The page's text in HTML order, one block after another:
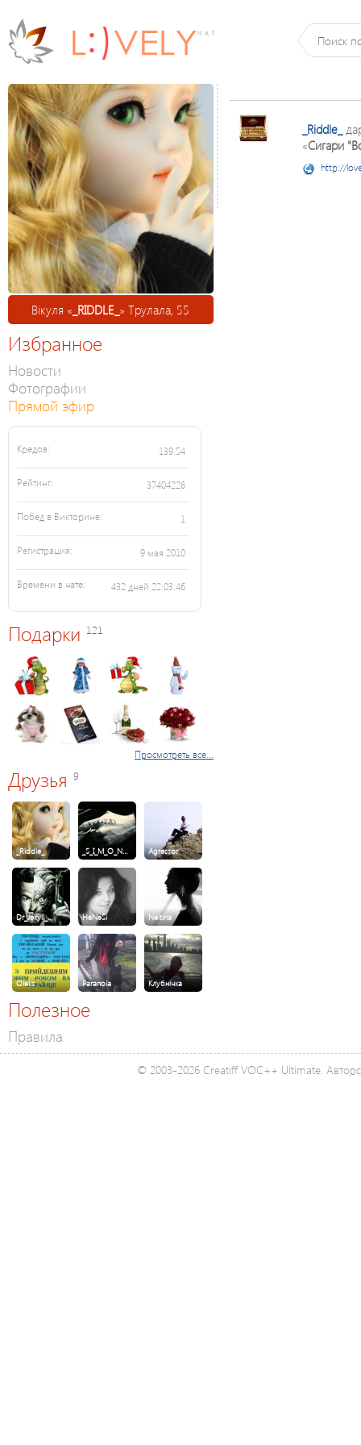
Вікуля « _RIDDLE_ » Трулала, 55
Избранное
Новости
Фотографии
Прямой эфир
Кредов: 139.54
Рейтинг: 37404226
Побед в Викторине: 1
Регистрация: 9 мая 2010
Времени в чате: 432 дней 22:03:46
Подарки 121
Просмотреть все...
Друзья 9
_Riddle_ _S_I_M_O_N… Agressor
Dr_Jekyll_… HeNeSi Neitina
Oleks Paranoia Клубнічка
Полезное
Правила
_Riddle_
«Сигари
http://
© 2003-2026 Creatiff VOC++ Ultimate.